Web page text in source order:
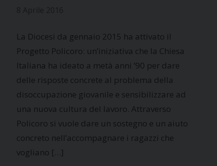
La Diocesi da gennaio 2015 ha attivato il
Progetto Policoro: un’iniziativa che la Chiesa
Italiana ha ideato a metà anni ’90 per dare
delle risposte concrete al problema della
disoccupazione giovanile e sensibilizzare ad
una nuova cultura del lavoro. Attraverso
Policoro si vuole dare un sostegno e un aiuto
concreto nell’accompagnare i ragazzi che
vogliano […]